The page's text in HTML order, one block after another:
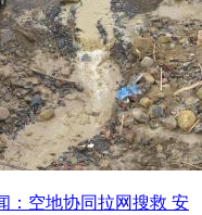
：空地协同拉网搜救 安